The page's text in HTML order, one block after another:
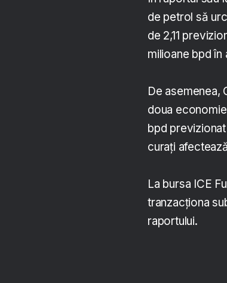
de petrol să
de 2,11
milioane bpd în
De asemenea,
doua
bpd
curaţi
La bursa ICE
tranzacţiona
raportului.